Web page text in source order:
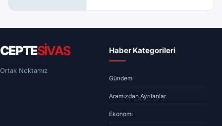
CEPTESİVAS
Ortak Noktamız
Haber Kategorileri
Gündem
Aramızdan Ayrılanlar
Ekonomi